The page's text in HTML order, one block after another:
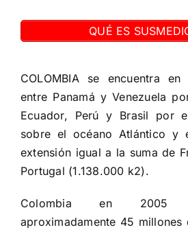
QUÉ ES
COLOMBIA se encuentra
entre Panamá y Venezuela
Ecuador, Perú y Brasil por
sobre el océano Atlántico y
extensión igual a la suma de
Portugal (1.138.000 k2).
Colombia en 2005
aproximadamente 45 millones